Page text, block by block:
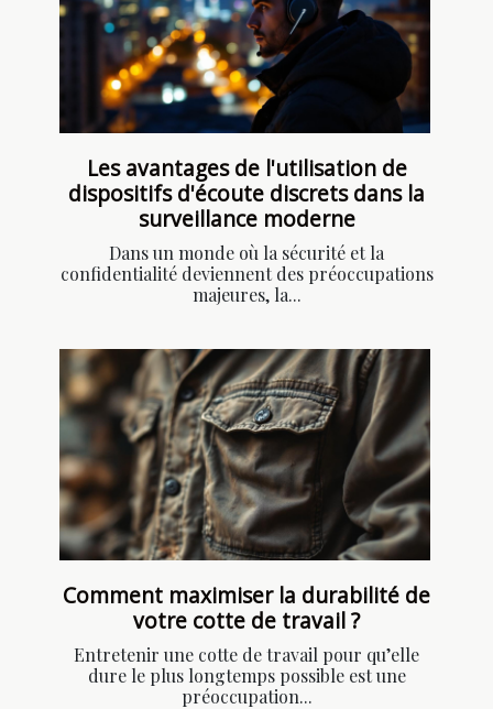
Les avantages de l'utilisation de
dispositifs d'écoute discrets dans la
surveillance moderne
Dans un monde où la sécurité et la
confidentialité deviennent des préoccupations
majeures, la...
Comment maximiser la durabilité de
votre cotte de travail ?
Entretenir une cotte de travail pour qu’elle
dure le plus longtemps possible est une
préoccupation...